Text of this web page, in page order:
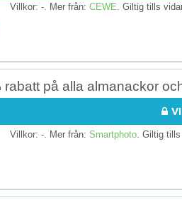
Villkor: -. Mer från: CEWE . Giltig tills
rabatt på alla almanackor
Villkor: -. Mer från: Smartphoto . Giltig